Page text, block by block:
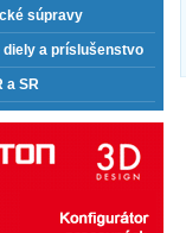
súpravy
diely a príslušenstvo
a SR